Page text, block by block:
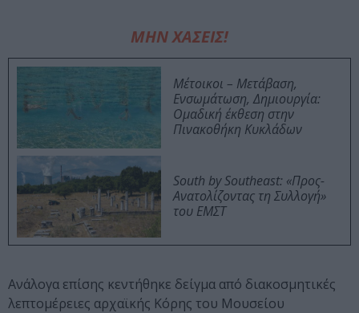
ΜΗΝ ΧΑΣΕΙΣ!
Μέτοικοι – Μετάβαση,
Ενσωμάτωση, Δημιουργία:
Ομαδική έκθεση στην
Πινακοθήκη Κυκλάδων
South by Southeast: «Προς-
Ανατολίζοντας τη Συλλογή»
του ΕΜΣΤ
Ανάλογα επίσης κεντήθηκε δείγμα από διακοσμητικές
λεπτομέρειες αρχαϊκής Κόρης του Μουσείου